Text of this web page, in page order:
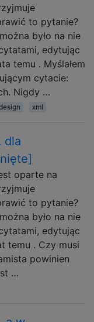
to pytanie?
było na nie
edytując
temu . Myślałem
cytacie:
Nigdy …
xml
dla
oparte na
to pytanie?
było na nie
edytując
temu . Czy musi
powinien
…